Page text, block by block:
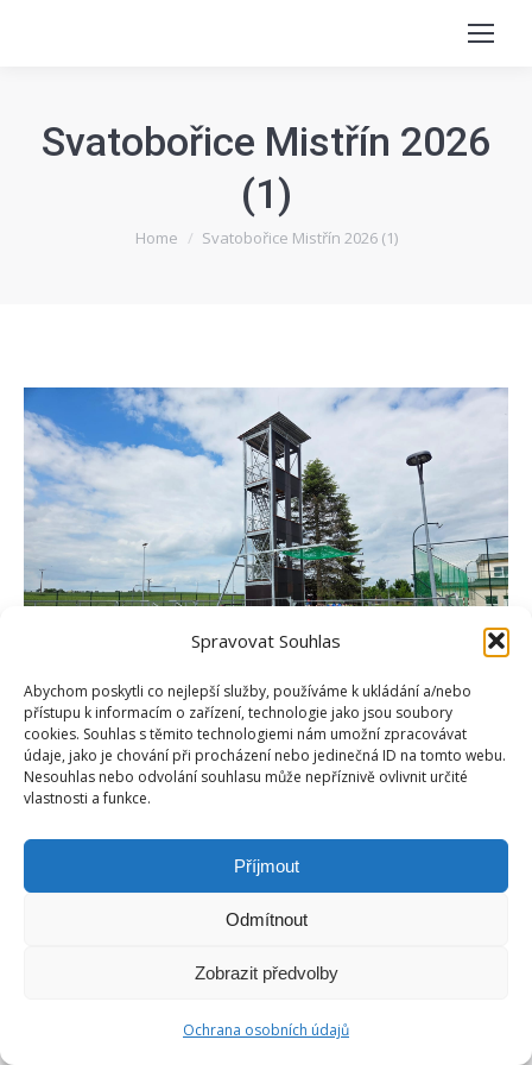
Spravovat Souhlas
Abychom poskytli co nejlepší služby, používáme k ukládání a/nebo
přístupu k informacím o zařízení, technologie jako jsou soubory
cookies. Souhlas s těmito technologiemi nám umožní zpracovávat
údaje, jako je chování při procházení nebo jedinečná ID na tomto webu.
Nesouhlas nebo odvolání souhlasu může nepříznivě ovlivnit určité
vlastnosti a funkce.
Příjmout
Odmítnout
Zobrazit předvolby
Ochrana osobních údajů
Svatobořice Mistřín 2026
(1)
You are here:
Home Svatobořice Mistřín 2026 (1)
Copyright © Weiron Dynamics, s.r.o. |
Footer-menu